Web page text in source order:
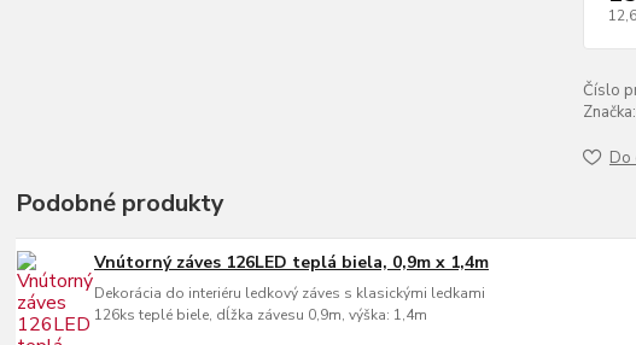
Číslo
Značka:
Do
Podobné produkty
Vnútorný záves 126LED teplá biela, 0,9m x 1,4m
Dekorácia do interiéru ledkový záves s klasickými ledkami
126ks teplé biele, dĺžka závesu 0,9m, výška: 1,4m